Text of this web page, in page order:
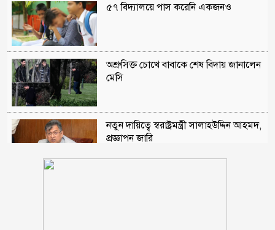
৫৭ বিদ্যালয়ে পাস করেনি একজনও
অশ্রুসিক্ত চোখে বাবাকে শেষ বিদায় জানালেন
মেসি
নতুন দায়িত্বে স্বরাষ্ট্রমন্ত্রী সালাহউদ্দিন আহমদ,
প্রজ্ঞাপন জারি